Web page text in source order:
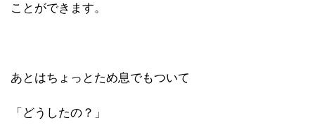
ことができます。
あとはちょっとため息でもついて
「どうしたの？」